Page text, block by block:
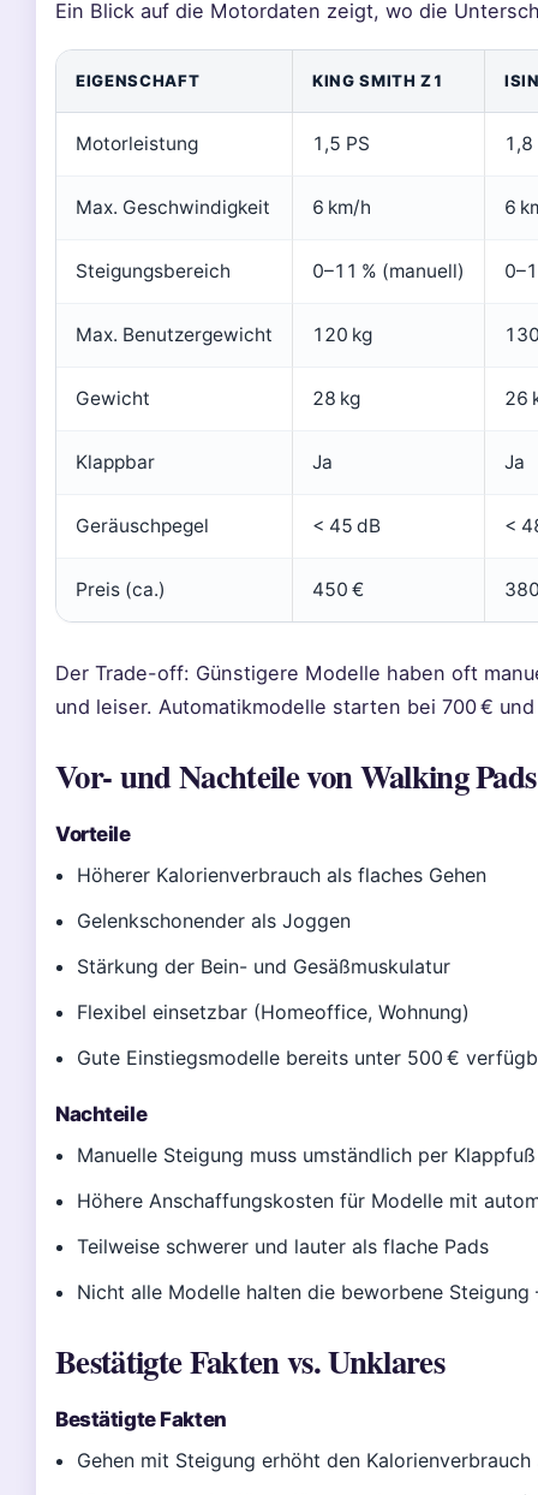
Ein Blick auf die Motordaten zeigt, wo die
EIGENSCHAFT KING SMITH Z1
Motorleistung 1,5 PS 1,8
Max. Geschwindigkeit 6 km/h 6
Steigungsbereich 0–11 % (manuell)
Max. Benutzergewicht 120 kg
Gewicht 28 kg 26
Klappbar Ja Ja
Geräuschpegel < 45 dB <
Preis (ca.) 450 €
Der Trade-off: Günstigere Modelle haben oft
und leiser. Automatikmodelle starten bei 700 €
Vor- und Nachteile von Walking
Vorteile
Höherer Kalorienverbrauch als flaches Gehen
Gelenkschonender als Joggen
Stärkung der Bein- und Gesäßmuskulatur
Flexibel einsetzbar (Homeoffice, Wohnung)
Gute Einstiegsmodelle bereits unter 500 €
Nachteile
Manuelle Steigung muss umständlich per
Höhere Anschaffungskosten für Modelle mit
Teilweise schwerer und lauter als flache Pads
Nicht alle Modelle halten die beworbene
Bestätigte Fakten vs. Unklares
Bestätigte Fakten
Gehen mit Steigung erhöht den